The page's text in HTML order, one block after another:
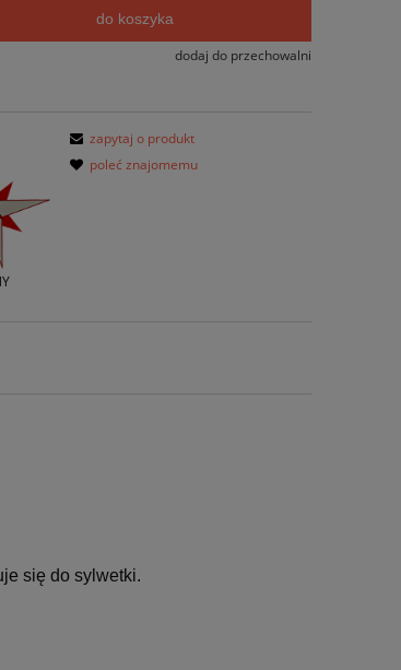
do koszyka
dodaj do przechowalni
zapytaj o produkt
poleć znajomemu
się do sylwetki.